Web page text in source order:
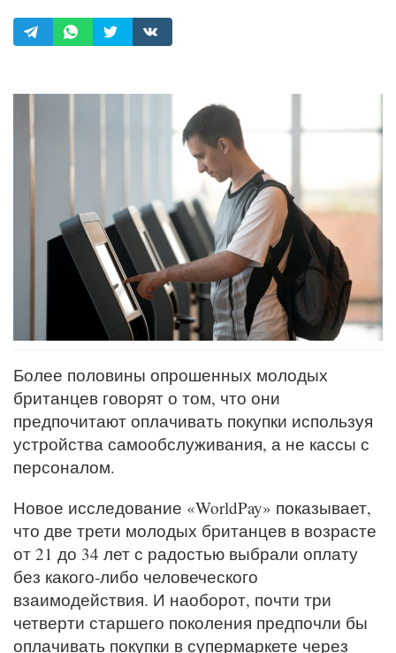
Более половины опрошенных молодых
британцев говорят о том, что они
предпочитают оплачивать покупки используя
устройства самообслуживания, а не кассы с
персоналом.
Новое исследование «WorldPay» показывает,
что две трети молодых британцев в возрасте
от 21 до 34 лет с радостью выбрали оплату
без какого-либо человеческого
взаимодействия. И наоборот, почти три
четверти старшего поколения предпочли бы
оплачивать покупки в супермаркете через